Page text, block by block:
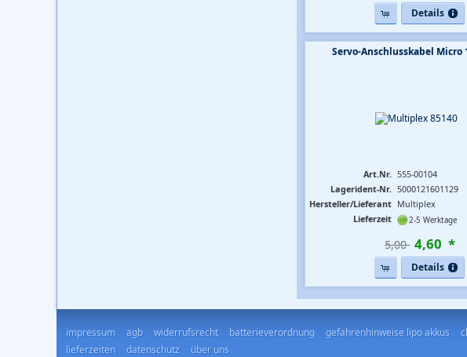
Details
Servo-Anschlusskabel Micro
Art.Nr. 555-00104
Lagerident-Nr. 5000121601129
Hersteller/Lieferant Multiplex
Lieferzeit
2-5 Werktage
5,00  4,60 *
Details
impressum agb widerrufsrecht batterieverordnung gefahrenhinweise lipo akkus
lieferzeiten
datenschutz über uns